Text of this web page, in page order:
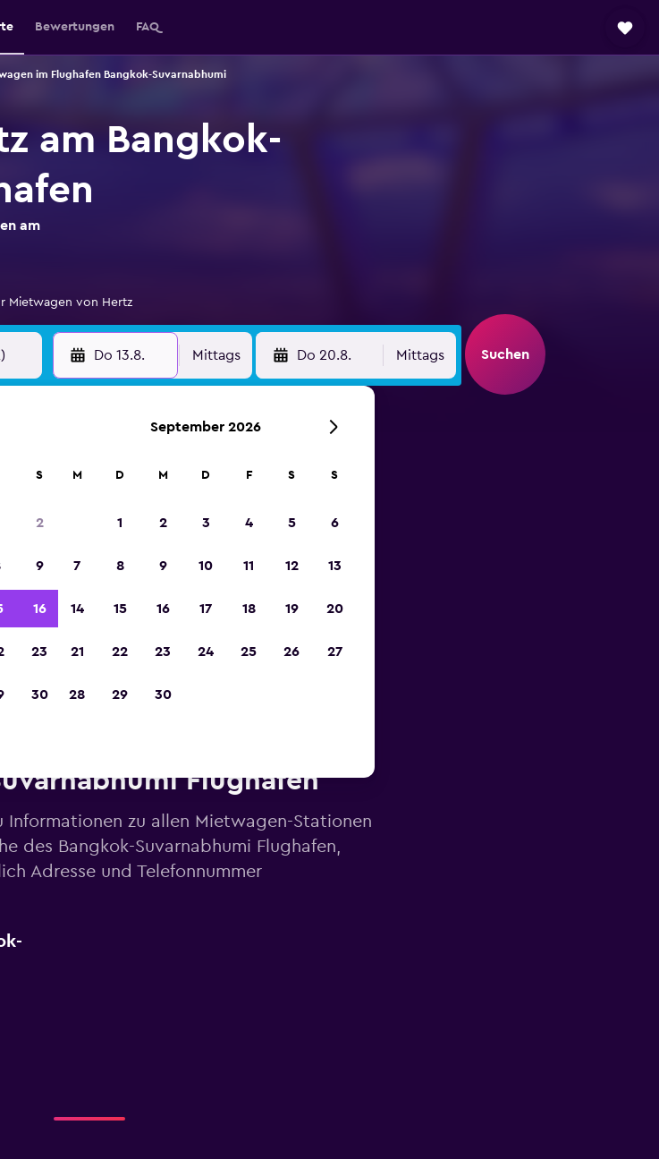
Bewertungen FAQ
im Flughafen Bangkok-Suvarnabhumi
am Bangkok-
am
Mietwagen von Hertz
Do 13.8. Mittags Do 20.8. Mittags Suchen
Sieger 2023 gekürt
Flughafen
Informationen zu allen Mietwagen-Stationen
des Bangkok-Suvarnabhumi Flughafen,
Adresse und Telefonnummer
S
2
9
16
23
30
September 2026
M D M D F S S
1 2 3 4 5 6
7 8 9 10 11 12 13
14 15 16 17 18 19 20
21 22 23 24 25 26 27
28 29 30